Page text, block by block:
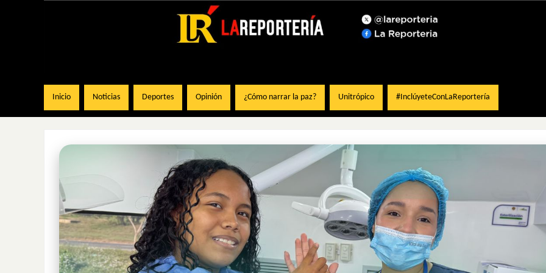
Inicio Noticias Deportes Opinión ¿Cómo narrar la paz? Unitrópico #InclúyeteConLaReportería